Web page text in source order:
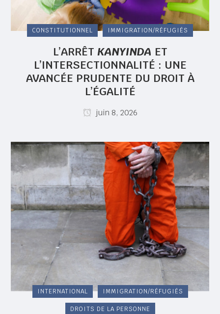
CONSTITUTIONNEL IMMIGRATION/RÉFUGIÉS
L’ARRÊT KANYINDA ET
L’INTERSECTIONNALITÉ : UNE
AVANCÉE PRUDENTE DU DROIT À
L’ÉGALITÉ
juin 8, 2026
INTERNATIONAL IMMIGRATION/RÉFUGIÉS
DROITS DE LA PERSONNE